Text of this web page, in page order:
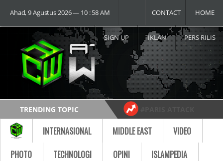
Ahad, 9 Agustus 2026 ― 10 : 58 AM HOME
CONTACT
PERS RILIS
IKLAN
SIGN UP
TRENDING TOPIC
#USA vs RUSSIA #MOST VIDEO
Follow
INTERNASIONAL MIDDLE EAST
VIDEO
PHOTO
TECHNOLOGI OPINI
ISLAMPEDIA